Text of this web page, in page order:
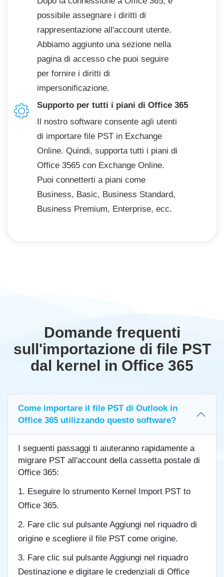
possibile assegnare i diritti di
rappresentazione all'account utente.
Abbiamo aggiunto una sezione nella
pagina di accesso che puoi seguire
per fornire i diritti di
impersonificazione.
Supporto per tutti i piani di Office 365
Il nostro software consente agli utenti
di importare file PST in Exchange
Online. Quindi, supporta tutti i piani di
Office 3565 con Exchange Online.
Puoi connetterti a piani come
Business, Basic, Business Standard,
Business Premium, Enterprise, ecc.
Domande frequenti
sull'importazione di file PST
dal kernel in Office 365
Come importare il file PST di Outlook in
Office 365 utilizzando questo software?
I seguenti passaggi ti aiuteranno rapidamente a
migrare PST all'account della cassetta postale di
Office 365:
Eseguire lo strumento Kernel Import PST to
Office 365.
Fare clic sul pulsante Aggiungi nel riquadro di
origine e scegliere il file PST come origine.
Fare clic sul pulsante Aggiungi nel riquadro
Destinazione e digitare le credenziali di Office